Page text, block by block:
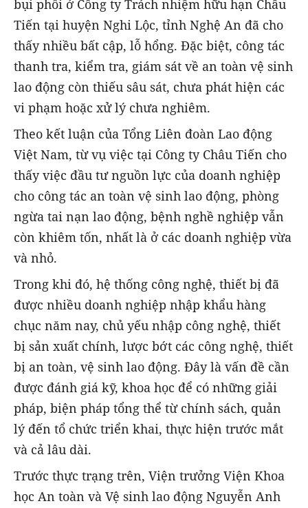
bụi phổi ở Công ty Trách nhiệm hữu hạn Châu
Tiến tại huyện Nghi Lộc, tỉnh Nghệ An đã cho
thấy nhiều bất cập, lỗ hổng. Đặc biệt, công tác
thanh tra, kiểm tra, giám sát về an toàn vệ sinh
lao động còn thiếu sâu sát, chưa phát hiện các
vi phạm hoặc xử lý chưa nghiêm.
Theo kết luận của Tổng Liên đoàn Lao động
Việt Nam, từ vụ việc tại Công ty Châu Tiến cho
thấy việc đầu tư nguồn lực của doanh nghiệp
cho công tác an toàn vệ sinh lao động, phòng
ngừa tai nạn lao động, bệnh nghề nghiệp vẫn
còn khiêm tốn, nhất là ở các doanh nghiệp vừa
và nhỏ.
Trong khi đó, hệ thống công nghệ, thiết bị đã
được nhiều doanh nghiệp nhập khẩu hàng
chục năm nay, chủ yếu nhập công nghệ, thiết
bị sản xuất chính, lược bớt các công nghệ, thiết
bị an toàn, vệ sinh lao động. Đây là vấn đề cần
được đánh giá kỹ, khoa học để có những giải
pháp, biện pháp tổng thể từ chính sách, quản
lý đến tổ chức triển khai, thực hiện trước mắt
và cả lâu dài.
Trước thực trạng trên, Viện trưởng Viện Khoa
học An toàn và Vệ sinh lao động Nguyễn Anh